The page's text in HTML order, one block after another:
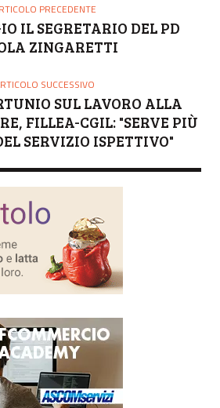
PRECEDENTE
IL SEGRETARIO DEL PD
ZINGARETTI
SUCCESSIVO
SUL LAVORO ALLA
FILLEA-CGIL: "SERVE PIÙ
SERVIZIO ISPETTIVO"